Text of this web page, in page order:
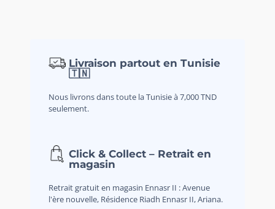
Livraison partout en Tunisie
🇹🇳
Nous livrons dans toute la Tunisie à 7,000 TND
seulement.
Click & Collect – Retrait en
magasin
Retrait gratuit en magasin Ennasr II : Avenue
l'ère nouvelle, Résidence Riadh Ennasr II, Ariana.